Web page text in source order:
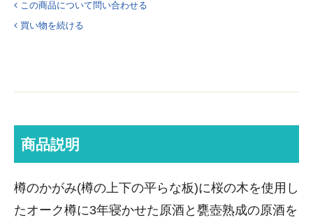
この商品について問い合わせる
買い物を続ける
商品説明
樽のかがみ(樽の上下の平らな板)に桜の木を使用し
たオーク樽に3年寝かせた原酒と甕壺熟成の原酒を